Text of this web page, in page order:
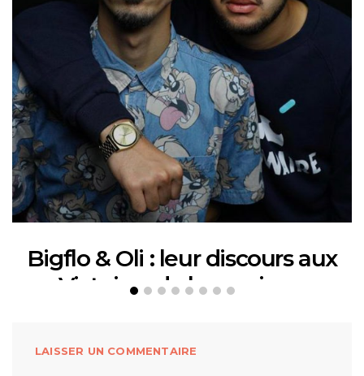
Bigflo & Oli : leur discours aux
Victoires de la musique
LAISSER UN COMMENTAIRE